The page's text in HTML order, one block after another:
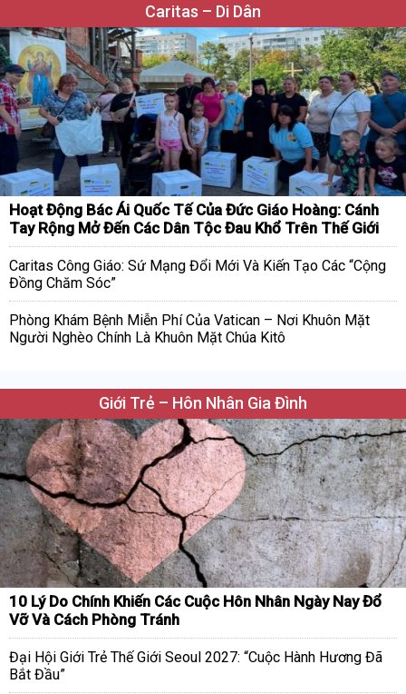
Caritas – Di Dân
Hoạt Động Bác Ái Quốc Tế Của Đức Giáo Hoàng: Cánh
Tay Rộng Mở Đến Các Dân Tộc Đau Khổ Trên Thế Giới
Caritas Công Giáo: Sứ Mạng Đổi Mới Và Kiến Tạo Các “Cộng
Đồng Chăm Sóc”
Phòng Khám Bệnh Miễn Phí Của Vatican – Nơi Khuôn Mặt
Người Nghèo Chính Là Khuôn Mặt Chúa Kitô
Giới Trẻ – Hôn Nhân Gia Đình
10 Lý Do Chính Khiến Các Cuộc Hôn Nhân Ngày Nay Đổ
Vỡ Và Cách Phòng Tránh
Đại Hội Giới Trẻ Thế Giới Seoul 2027: “Cuộc Hành Hương Đã
Bắt Đầu”